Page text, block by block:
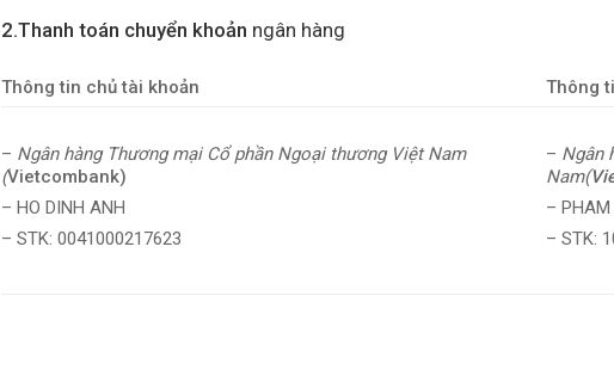
2.Thanh toán chuyển khoản ngân hàng
Thông tin chủ tài khoản Thông
– Ngân hàng Thương mại Cổ phần Ngoại thương Việt Nam
(Vietcombank)
– HO DINH ANH
– STK: 0041000217623
– Ngân
Nam(
– PHAM
– STK: